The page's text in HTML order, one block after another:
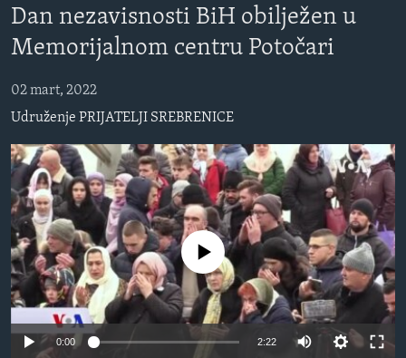
glavnu
Idi
pretragu
VIJESTI
SJEDINJENE AMERIČKE DRŽAVE
BOSNA I HERCEGOVINA
SVIJET
NAUKA I TEHNOLOGIJA
SPECIJALNI PROJEKTI
KORUPCIJA
SLOBODA MEDIJA
ŽENSKA STRANA
IZBJEGLIČKA STRANA
MAGAZIN
O GLASU AMERIKE
Learning English
Dan nezavisnosti BiH obilježen u
Memorijalnom centru Potočari
02 mart, 2022
Udruženje PRIJATELJI SREBRENICE
No media source currently available
0:00 2:22